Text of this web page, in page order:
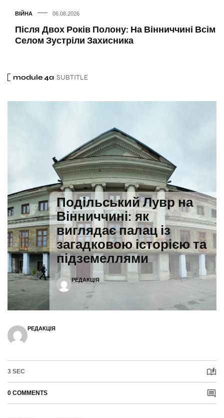
ВІЙНА 06.08.2026
Після Двох Років Полону: На Вінниччині Всім
Селом Зустріли Захисника
module 4a SUBTITLE
Подільський Лувр на
Вінниччині: як
виглядає палац із
загадковою історією та
підземеллями
РЕДАКЦІЯ
РЕДАКЦІЯ
3 SEC
0 COMMENTS